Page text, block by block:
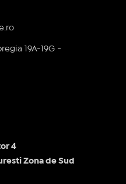
19A-19G -
4
Zona de Sud